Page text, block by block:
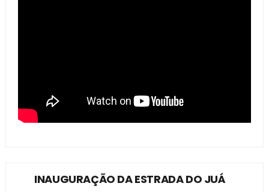
INAUGURAÇÃO DA ESTRADA DO JUÁ